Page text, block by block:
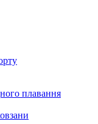
плавання